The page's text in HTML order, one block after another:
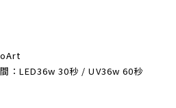
：LED36w 30秒 / UV36w 60秒